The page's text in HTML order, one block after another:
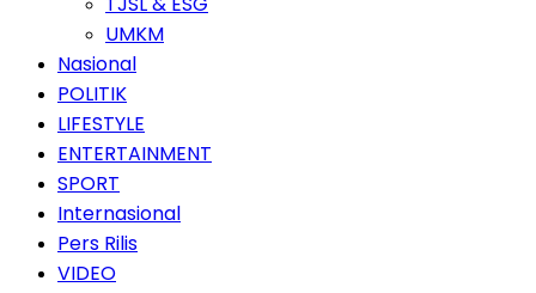
UMKM
Nasional
POLITIK
LIFESTYLE
ENTERTAINMENT
SPORT
Internasional
Pers Rilis
VIDEO